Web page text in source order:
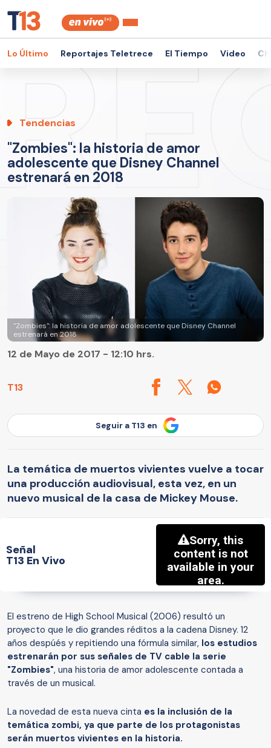
Lo Último Reportajes Teletrece El Tiempo Video
Tendencias
"Zombies": la historia de amor
adolescente que Disney Channel
estrenará en 2018
"Zombies": la historia de amor adolescente que Disney Channel
estrenará en 2018
T13
12 de Mayo de 2017 - 12:10 hrs.
Seguir a T13 en
La temática de muertos vivientes vuelve a tocar
una producción audiovisual, esta vez, en un
nuevo musical de la casa de Mickey Mouse.
Señal
T13 En Vivo
El estreno de High School Musical (2006) resultó un
proyecto que le dio grandes réditos a la cadena Disney. 12
años despúés y repitiendo una fórmula similar, los estudios
estrenarán por sus señales de TV cable la serie
"Zombies", una historia de amor adolescente contada a
través de un musical.
La novedad de esta nueva cinta es la inclusión de la
temática zombi, ya que parte de los protagonistas
serán muertos vivientes en la historia.